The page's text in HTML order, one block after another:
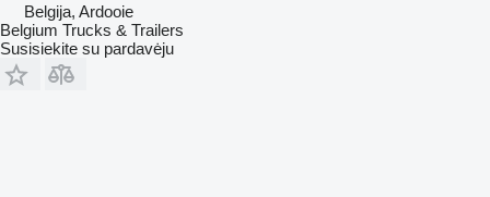
Belgija, Ardooie
Belgium Trucks & Trailers
Susisiekite su pardavėju